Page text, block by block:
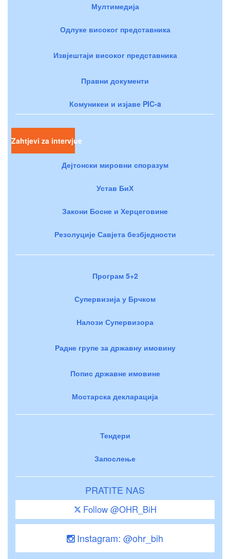
Мултимедија
Одлуке високог представника
Извјештаји високог представника
Правни документи
Комуникеи и изјаве PIC-a
Zahtjevi za intervjue
Дејтонски мировни споразум
Устав БиХ
Закони Босне и Херцеговине
Резолуције Савјета безбједности
Програм 5+2
Супервизија у Брчком
Налози Супервизора
Радне групе за државну имовину
Попис државне имовине
Мостарска декларација
Тендери
Запослење
PRATITE NAS
Follow @OHR_BiH
Instagram: @ohr_bih